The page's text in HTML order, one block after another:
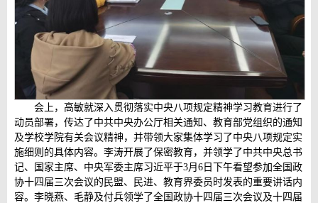
会上，高敏就深入贯彻落实中央八项规定精神学习教育进行了
动员部署，传达了中共中央办公厅相关通知、教育部党组织的通知
及学校学院有关会议精神，并带领大家集体学习了中央八项规定实
施细则的具体内容。李涛开展了保密教育，并领学了中共中央总书
记、国家主席、中央军委主席习近平于3月6日下午看望参加全国政
协十四届三次会议的民盟、民进、教育界委员时发表的重要讲话内
容。李晓燕、毛静及付兵领学了全国政协十四届三次会议及十四届